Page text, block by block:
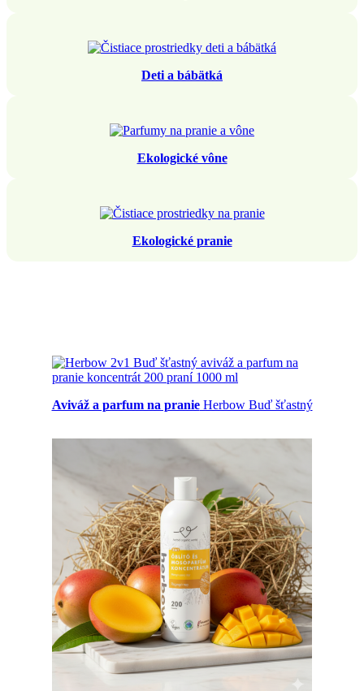
Deti a bábätká
Ekologické vône
Ekologické pranie
Aviváž a parfum na pranieHerbow Buď šťastný